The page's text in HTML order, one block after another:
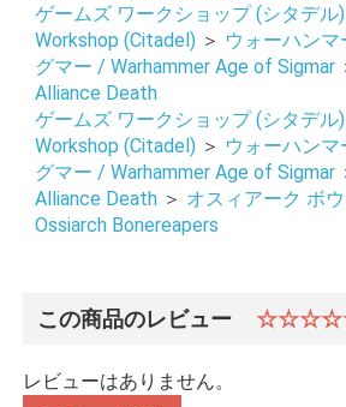
お買い物を続ける カー
ゲームズ ワークショップ (シタデル
Workshop (Citadel) ＞ ウォーハン
グマー / Warhammer Age of Sigmar
Alliance Death
ゲームズ ワークショップ (シタデル
Workshop (Citadel) ＞ ウォーハン
グマー / Warhammer Age of Sigmar
Alliance Death ＞ オスィアーク ボ
Ossiarch Bonereapers
この商品のレビュー
レビューはありません。